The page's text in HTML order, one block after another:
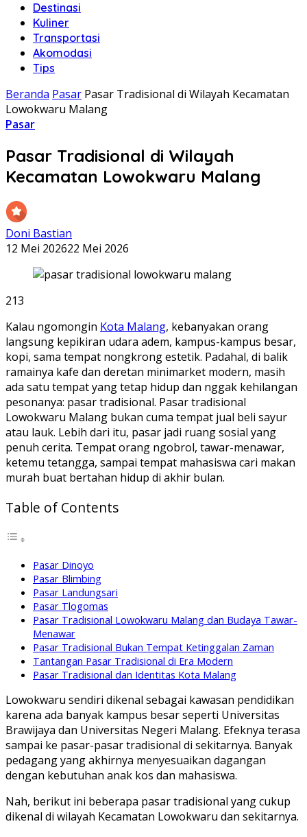
Destinasi
Kuliner
Transportasi
Akomodasi
Tips
Beranda Pasar Pasar Tradisional di Wilayah Kecamatan
Lowokwaru Malang
Pasar
Pasar Tradisional di Wilayah
Kecamatan Lowokwaru Malang
Doni Bastian
12 Mei 202622 Mei 2026
213
Kalau ngomongin Kota Malang, kebanyakan orang
langsung kepikiran udara adem, kampus-kampus besar,
kopi, sama tempat nongkrong estetik. Padahal, di balik
ramainya kafe dan deretan minimarket modern, masih
ada satu tempat yang tetap hidup dan nggak kehilangan
pesonanya: pasar tradisional. Pasar tradisional
Lowokwaru Malang bukan cuma tempat jual beli sayur
atau lauk. Lebih dari itu, pasar jadi ruang sosial yang
penuh cerita. Tempat orang ngobrol, tawar-menawar,
ketemu tetangga, sampai tempat mahasiswa cari makan
murah buat bertahan hidup di akhir bulan.
Table of Contents
Pasar Dinoyo
Pasar Blimbing
Pasar Landungsari
Pasar Tlogomas
Pasar Tradisional Lowokwaru Malang dan Budaya Tawar-
Menawar
Pasar Tradisional Bukan Tempat Ketinggalan Zaman
Tantangan Pasar Tradisional di Era Modern
Pasar Tradisional dan Identitas Kota Malang
Lowokwaru sendiri dikenal sebagai kawasan pendidikan
karena ada banyak kampus besar seperti Universitas
Brawijaya dan Universitas Negeri Malang. Efeknya terasa
sampai ke pasar-pasar tradisional di sekitarnya. Banyak
pedagang yang akhirnya menyesuaikan dagangan
dengan kebutuhan anak kos dan mahasiswa.
Nah, berikut ini beberapa pasar tradisional yang cukup
dikenal di wilayah Kecamatan Lowokwaru dan sekitarnya.